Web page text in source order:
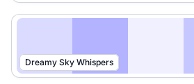
Dreamy Sky Whispers